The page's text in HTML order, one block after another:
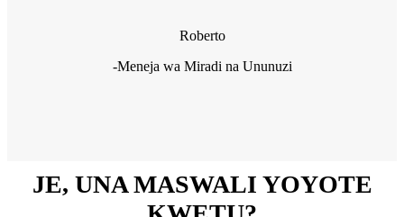
Roberto
-Meneja wa Miradi na Ununuzi
JE, UNA MASWALI YOYOTE